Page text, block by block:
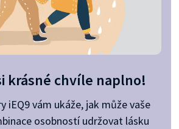
krásné chvíle naplno!
iEQ9 vám ukáže, jak může vaše
osobností udržovat lásku